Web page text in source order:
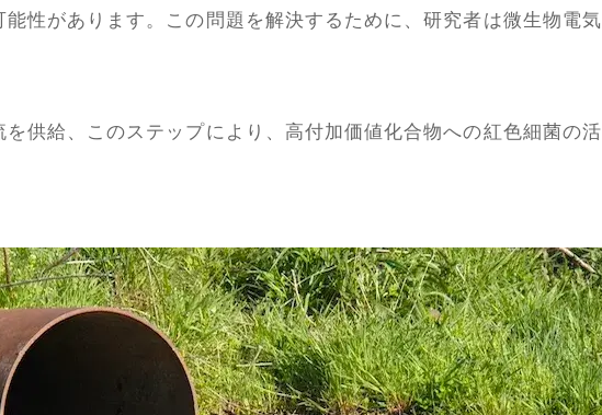
性があります。この問題を解決するために、研究者は微生物電気
供給、このステップにより、高付加価値化合物への紅色細菌の活